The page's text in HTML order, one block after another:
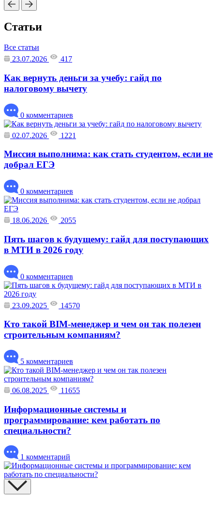
Статьи
Все статьи
23.07.2026
417
Как вернуть деньги за учебу: гайд по
налоговому вычету
0 комментариев
02.07.2026 1221
Миссия выполнима: как стать студентом, если не
добрал ЕГЭ
0 комментариев
18.06.2026 2055
Пять шагов к будущему: гайд для поступающих
в МТИ в 2026 году
0 комментариев
23.09.2025 14570
Кто такой BIM-менеджер и чем он так полезен
строительным компаниям?
5 комментариев
06.08.2025 11655
Информационные системы и
программирование: кем работать по
специальности?
1 комментарий